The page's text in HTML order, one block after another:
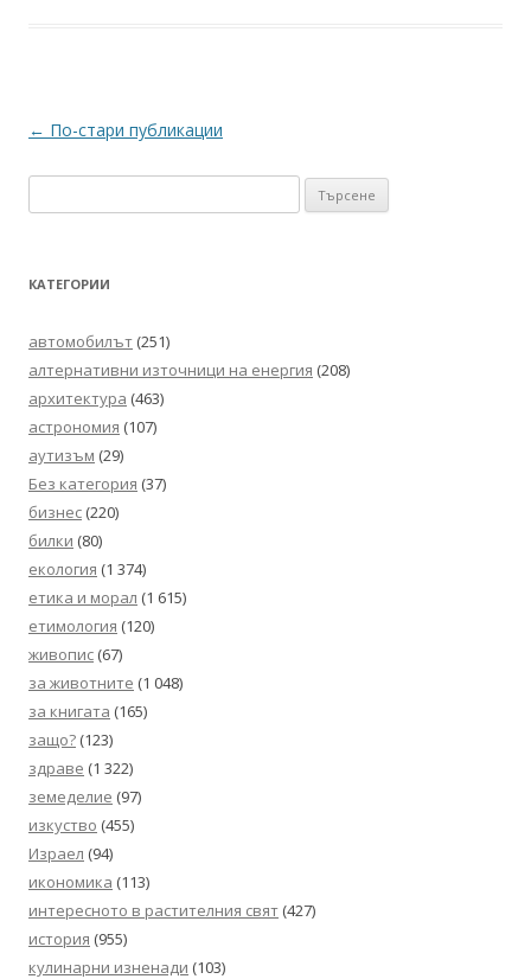
Навигация
← По-стари публикации
за:
КАТЕГОРИИ
автомобилът (251)
алтернативни източници на енергия (208)
архитектура (463)
астрономия (107)
аутизъм (29)
Без категория (37)
бизнес (220)
билки (80)
екология (1 374)
етика и морал (1 615)
етимология (120)
живопис (67)
за животните (1 048)
за книгата (165)
защо? (123)
здраве (1 322)
земеделие (97)
изкуство (455)
Израел (94)
икономика (113)
интересното в растителния свят (427)
история (955)
кулинарни изненади (103)